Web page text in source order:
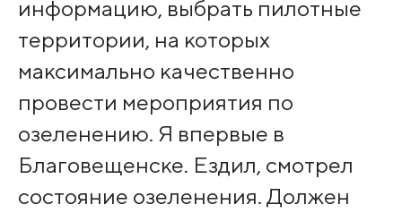
информацию, выбрать пилотные
территории, на которых
максимально качественно
провести мероприятия по
озеленению. Я впервые в
Благовещенске. Ездил, смотрел
состояние озеленения. Должен